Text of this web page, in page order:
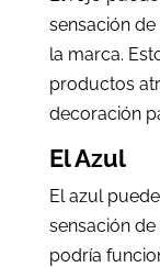
sensación
la marca.
productos
decoración
El Azul
El azul
sensación
podría